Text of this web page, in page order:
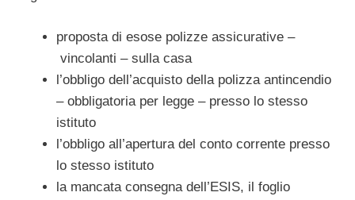
proposta di esose polizze assicurative –
vincolanti – sulla casa
l’obbligo dell’acquisto della polizza antincendio
– obbligatoria per legge – presso lo stesso
istituto
l’obbligo all’apertura del conto corrente presso
lo stesso istituto
la mancata consegna dell’ESIS, il foglio